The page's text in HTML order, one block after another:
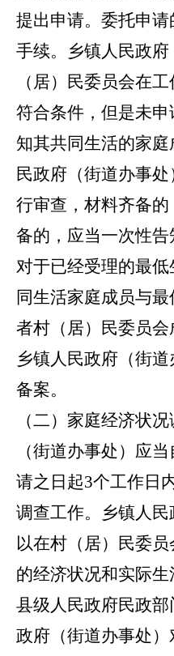
提出申请。委托申
手续。乡镇人民政
（居）民委员会在工
符合条件，但是未
知其共同生活的家
民政府（街道办事
行审查，材料齐备
备的，应当一次性告
对于已经受理的最
同生活家庭成员与
者村（居）民委员会
乡镇人民政府（街
备案。
（二）家庭经济状况
（街道办事处）应
请之日起3个工作日
调查工作。乡镇人
以在村（居）民委
的经济状况和实际生
县级人民政府民政
政府（街道办事处